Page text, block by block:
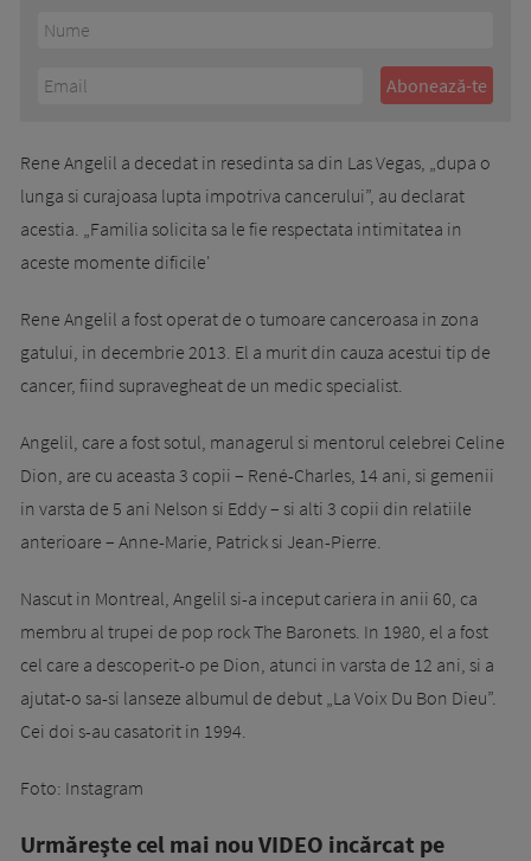
Rene Angelil a decedat in resedinta sa din Las Vegas, „dupa o
lunga si curajoasa lupta impotriva cancerului”, au declarat
acestia. „Familia solicita sa le fie respectata intimitatea in
aceste momente dificile'
Rene Angelil a fost operat de o tumoare canceroasa in zona
gatului, in decembrie 2013. El a murit din cauza acestui tip de
cancer, fiind supravegheat de un medic specialist.
Angelil, care a fost sotul, managerul si mentorul celebrei Celine
Dion, are cu aceasta 3 copii – René-Charles, 14 ani, si gemenii
in varsta de 5 ani Nelson si Eddy – si alti 3 copii din relatiile
anterioare – Anne-Marie, Patrick si Jean-Pierre.
Nascut in Montreal, Angelil si-a inceput cariera in anii 60, ca
membru al trupei de pop rock The Baronets. In 1980, el a fost
cel care a descoperit-o pe Dion, atunci in varsta de 12 ani, si a
ajutat-o sa-si lanseze albumul de debut „La Voix Du Bon Dieu”.
Cei doi s-au casatorit in 1994.
Foto: Instagram
Urmăreşte cel mai nou VIDEO incărcat pe